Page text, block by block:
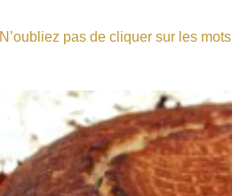
N’oubliez pas de cliquer sur les mots